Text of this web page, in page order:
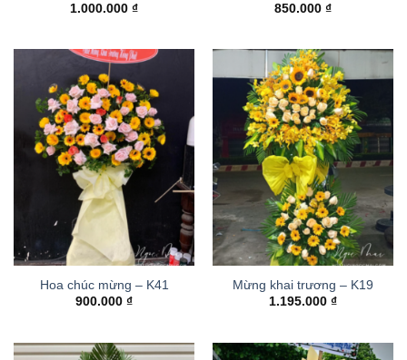
1.000.000 ₫
850.000 ₫
Hoa chúc mừng – K41
900.000 ₫
Mừng khai trương – K19
1.195.000 ₫